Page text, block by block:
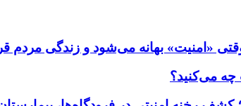
«امنیت» بهانه می‌شود و زندگی مردم
چه می‌کنید؟